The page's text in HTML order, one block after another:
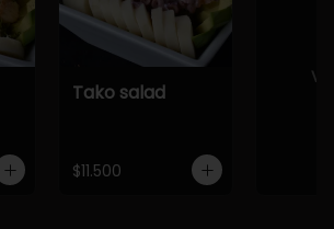
Tako salad
$11.500